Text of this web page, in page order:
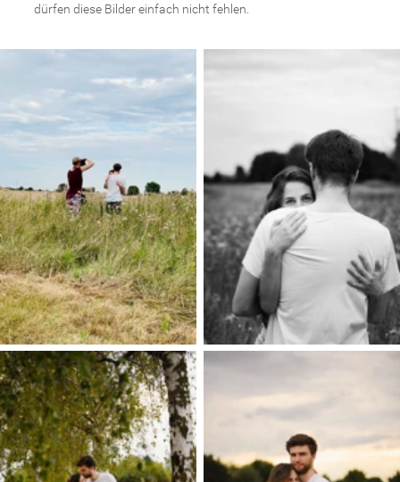
Alle Bilder sind im Kasten
auswählen könnt.
Je nach Fotoshooting-Paket ist eine Fotoanzahl inklusive
in meinem Fotoshooting Angebot enthalten, ihr könnt euch
zudem auch noch weitere Bilder aussuchen, die Bildpreise,
schicke ich euch zusammen mit der Galerie zu.
Wenn ich eure Bildauswahl erhalten habe, geht es an die
Bildbearbeitung. Alle Bilder erhalten meinen natürlichen
Farblook und ausgewählte Fotos bearbeite ich in Schwarz-
Die fertigen Bilder bekommt ihr digital und hochaufgelöst
und könnt diese für die Wand, im Album oder als
Fotogeschenk drucken lassen.
Wenn ihr einverstanden seid, dass ich eure Bilder auf meiner
Webseite zeigen darf, schicke ich euch auch meine
Bildauswahl der fertigen Bilder zu, so wisst ihr genau,
welche Bilder ich zeige.
zu den Bildern »
Hier lest ihr ein Feedback eines meiner
Familienfotoshootings: